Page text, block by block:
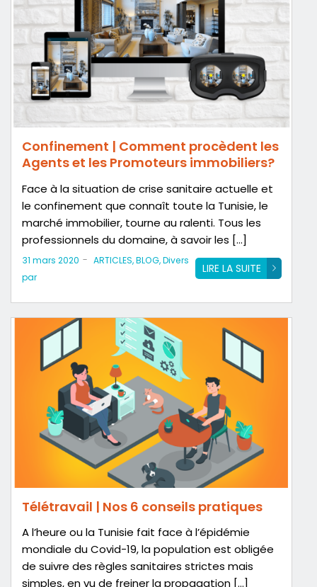
Confinement | Comment procèdent les
Agents et les Promoteurs immobiliers?
Face à la situation de crise sanitaire actuelle et
le confinement que connaît toute la Tunisie, le
marché immobilier, tourne au ralenti. Tous les
professionnels du domaine, à savoir les […]
LIRE LA SUITE
31 mars 2020 - ARTICLES,BLOG,Divers
par
Télétravail | Nos 6 conseils pratiques
A l’heure ou la Tunisie fait face à l’épidémie
mondiale du Covid-19, la population est obligée
de suivre des règles sanitaires strictes mais
simples, en vu de freiner la propagation […]